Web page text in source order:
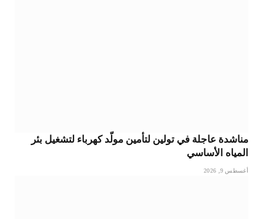
مناشدة عاجلة في تولين لتأمين مولّد كهرباء لتشغيل بئر
المياه الأساسي
أغسطس 9, 2026